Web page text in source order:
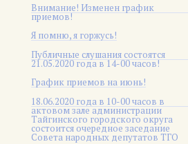
Внимание! Изменен график
приемов!
Я помню, я горжусь!
Публичные слушания состоятся
21.05.2020 года в 14-00 часов!
График приемов на июнь!
18.06.2020 года в 10-00 часов в
актовом зале администрации
Тайгинского городского округа
состоится очередное заседание
Совета народных депутатов ТГО